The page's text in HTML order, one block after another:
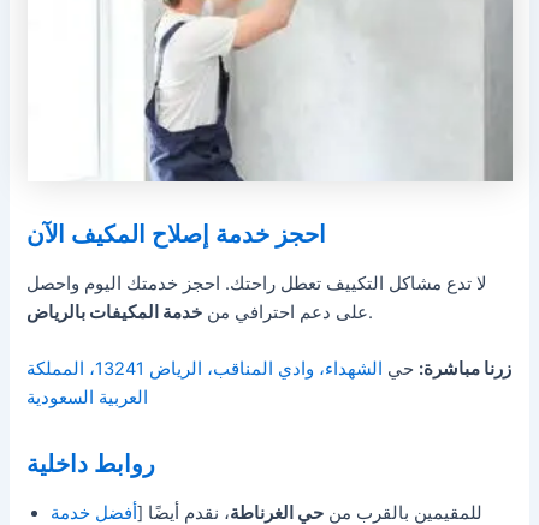
احجز خدمة إصلاح المكيف الآن
لا تدع مشاكل التكييف تعطل راحتك. احجز خدمتك اليوم واحصل
على دعم احترافي من خدمة المكيفات بالرياض .
زرنا مباشرة: حي
الشهداء، وادي المناقب، الرياض 13241، المملكة
العربية السعودية
روابط داخلية
للمقيمين بالقرب من حي الغرناطة، نقدم أيضًا [أفضل خدمة